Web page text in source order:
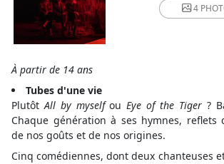
4
À partir de 14 ans
Tubes d'une vie
PlutôtAll by myselfouEye of the Tiger?
Chaque génération à ses hymnes, reflets
de nos goûts et de nos origines.
Cinq comédiennes, dont deux chanteuses